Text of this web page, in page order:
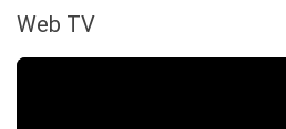
Web TV